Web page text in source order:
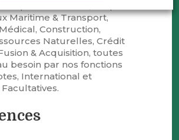
Maritime & Transport,
Construction,
Naturelles, Crédit
& Acquisition, toutes
besoin par nos fonctions
International et